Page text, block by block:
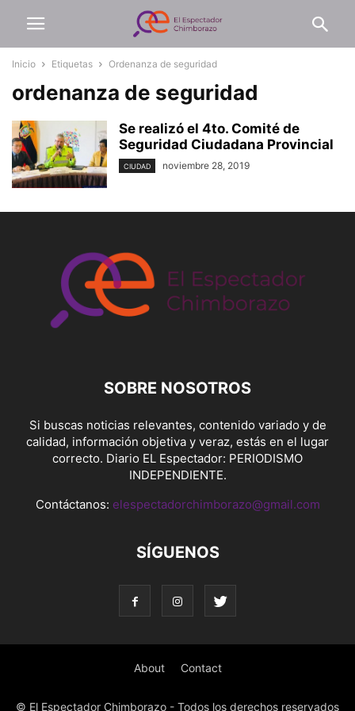
Inicio Etiquetas Ordenanza de seguridad
ordenanza de seguridad
Se realizó el 4to. Comité de
Seguridad Ciudadana Provincial
CIUDAD noviembre 28, 2019
SOBRE NOSOTROS
Si buscas noticias relevantes, contenido variado y de
calidad, información objetiva y veraz, estás en el lugar
correcto. Diario EL Espectador: PERIODISMO
INDEPENDIENTE.
Contáctanos: elespectadorchimborazo@gmail.com
SÍGUENOS
About Contact
© El Espectador Chimborazo - Todos los derechos reservados